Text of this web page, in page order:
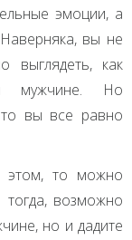
эмоции, а
вы не
выглядеть, как
мужчине. Но
то вы все равно
этом, то можно
возможно
но и дадите